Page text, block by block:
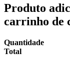
Produto
carrinho de
Quantidade
Total